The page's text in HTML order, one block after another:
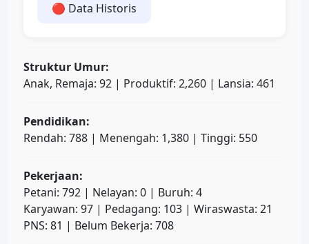
🔴 Data Historis
Struktur Umur:
Anak, Remaja: 92 | Produktif: 2,260 | Lansia: 461
Pendidikan:
Rendah: 788 | Menengah: 1,380 | Tinggi: 550
Pekerjaan:
Petani: 792 | Nelayan: 0 | Buruh: 4
Karyawan: 97 | Pedagang: 103 | Wiraswasta: 21
PNS: 81 | Belum Bekerja: 708